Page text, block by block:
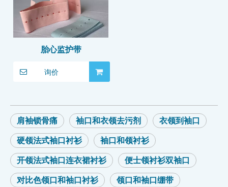
胎心监护带
询价
肩袖锁骨痛 袖口和衣领去污剂
衣领到袖口
硬领法式袖口衬衫
袖口和领衬衫
开领法式袖口连衣裙衬衫
便士领衬衫双袖口
对比色领口和袖口衬衫
领口和袖口绷带